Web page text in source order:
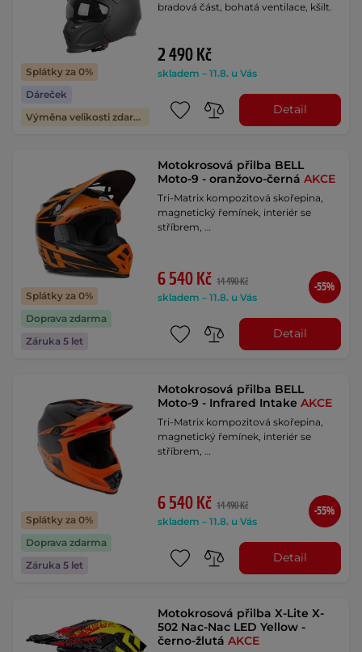
Splátky za 0%
Dáreček
Výměna velikosti zdarma
bradová část, bohatá ventilace, kšilt.
2 490 Kč
skladem – 11.8. u Vás
Detail
Splátky za 0%
Doprava zdarma
Záruka 5 let
Motokrosová přilba BELL
Moto-9 - oranžovo-černáAKCE
Tri-Matrix kompozitová skořepina,
magnetický řemínek, interiér se
stříbrem, …
6 540 Kč 14 490 Kč
skladem – 11.8. u Vás
-55%
Detail
Splátky za 0%
Doprava zdarma
Záruka 5 let
Motokrosová přilba BELL
Moto-9 - Infrared IntakeAKCE
Tri-Matrix kompozitová skořepina,
magnetický řemínek, interiér se
stříbrem, …
6 540 Kč 14 490 Kč
skladem – 11.8. u Vás
-55%
Detail
Motokrosová přilba X-Lite X-
502 Nac-Nac LED Yellow -
černo-žlutáAKCE